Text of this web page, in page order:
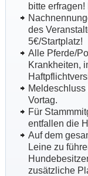
bitte
des
5€/Startplatz!
Alle Pferde/
Krankheiten,
Meldeschluss
Vortag.
Für
entfallen die
Auf dem
Leine zu
zusätzliche